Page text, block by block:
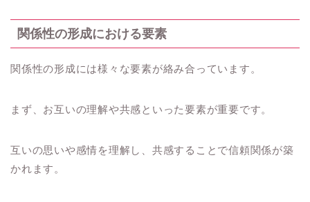
関係性の形成における要素
関係性の形成には様々な要素が絡み合っています。
まず、お互いの理解や共感といった要素が重要です。
互いの思いや感情を理解し、共感することで信頼関係が築
かれます。